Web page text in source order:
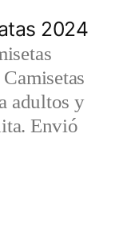
2024
adultos y
Envió